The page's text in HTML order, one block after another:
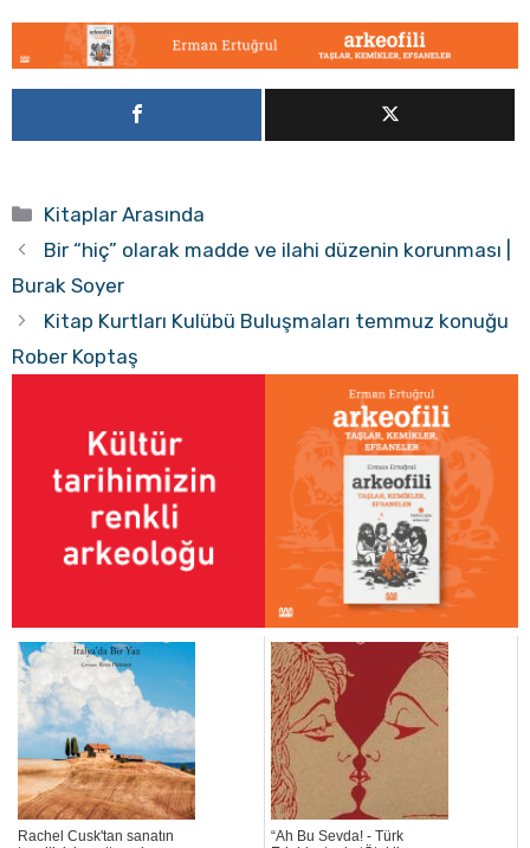
Kategoriler
Kitaplar Arasında
Bir “hiç” olarak madde ve ilahi düzenin korunması |
Burak Soyer
Kitap Kurtları Kulübü Buluşmaları temmuz konuğu
Rober Koptaş
Rachel Cusk'tan sanatın
“Ah Bu Sevda! - Türk